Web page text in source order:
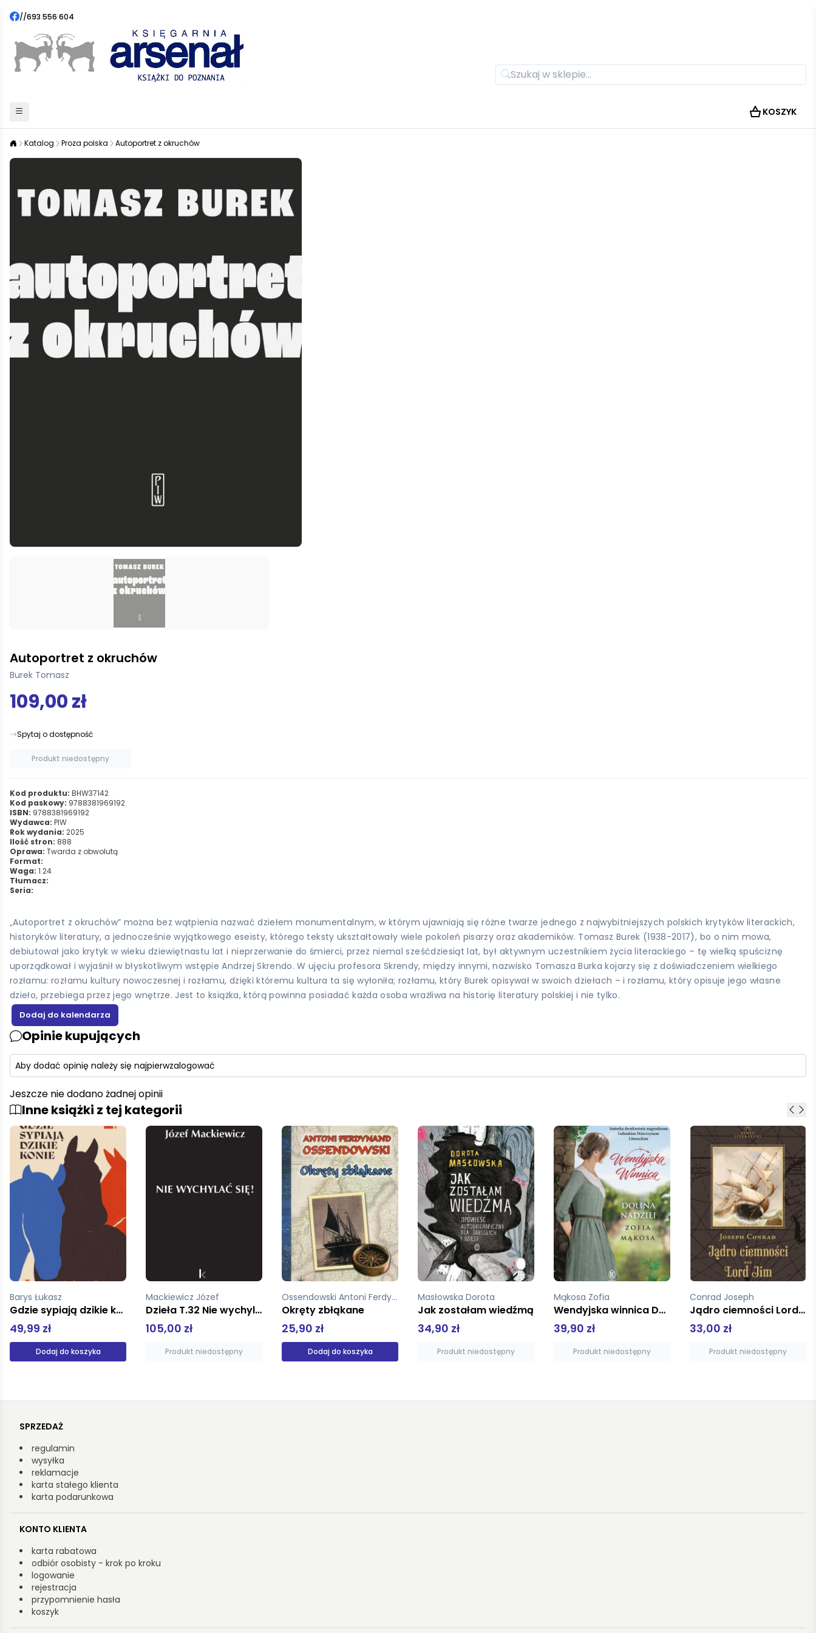
//693 556 604
KOSZYK
Katalog Proza polska Autoportret z okruchów
Autoportret z okruchów
Burek Tomasz
109,00 zł
Spytaj o dostępność
Produkt niedostępny
Kod produktu: BHW37142
Kod paskowy: 9788381969192
ISBN: 9788381969192
Wydawca: PIW
Rok wydania: 2025
Ilość stron: 888
Oprawa: Twarda z obwolutą
Format:
Waga: 1.24
Tłumacz:
Seria:
„Autoportret z okruchów” można bez wątpienia nazwać dziełem monumentalnym, w którym ujawniają się różne twarze jednego z najwybitniejszych polskich krytyków literackich,
historyków literatury, a jednocześnie wyjątkowego eseisty, którego teksty ukształtowały wiele pokoleń pisarzy oraz akademików. Tomasz Burek (1938-2017), bo o nim mowa,
debiutował jako krytyk w wieku dziewiętnastu lat i nieprzerwanie do śmierci, przez niemal sześćdziesiąt lat, był aktywnym uczestnikiem życia literackiego – tę wielką spuściznę
uporządkował i wyjaśnił w błyskotliwym wstępie Andrzej Skrendo. W ujęciu profesora Skrendy, między innymi, nazwisko Tomasza Burka kojarzy się z doświadczeniem wielkiego
rozłamu: rozłamu kultury nowoczesnej i rozłamu, dzięki któremu kultura ta się wyłoniła; rozłamu, który Burek opisywał w swoich dziełach – i rozłamu, który opisuje jego własne
dzieło, przebiega przez jego wnętrze. Jest to książka, którą powinna posiadać każda osoba wrażliwa na historię literatury polskiej i nie tylko.
Opinie kupujących
Aby dodać opinię należy się najpierwzalogować
Jeszcze nie dodano żadnej opinii
Inne książki z tej kategorii
Mackiewicz Józef
Dzieła T.32 Nie wychylać się!
105,00 zł
Produkt niedostępny
Okręty zbłąkane
25,90 zł
Dodaj do koszyka
Masłowska Dorota
Jak zostałam wiedźmą
34,90 zł
Produkt niedostępny
Mąkosa Zofia
Wendyjska winnica Dolina nadziei
39,90 zł
Produkt niedostępny
Conrad Joseph
Jądro ciemności Lord Jim
33,00 zł
Produkt niedostępny
Stasiuk Andrzej
Taksim
39,90 zł
Produkt niedostępny
SPRZEDAŻ
regulamin
wysyłka
reklamacje
karta stałego klienta
karta podarunkowa
KONTO KLIENTA
karta rabatowa
odbiór osobisty - krok po kroku
logowanie
rejestracja
przypomnienie hasła
koszyk